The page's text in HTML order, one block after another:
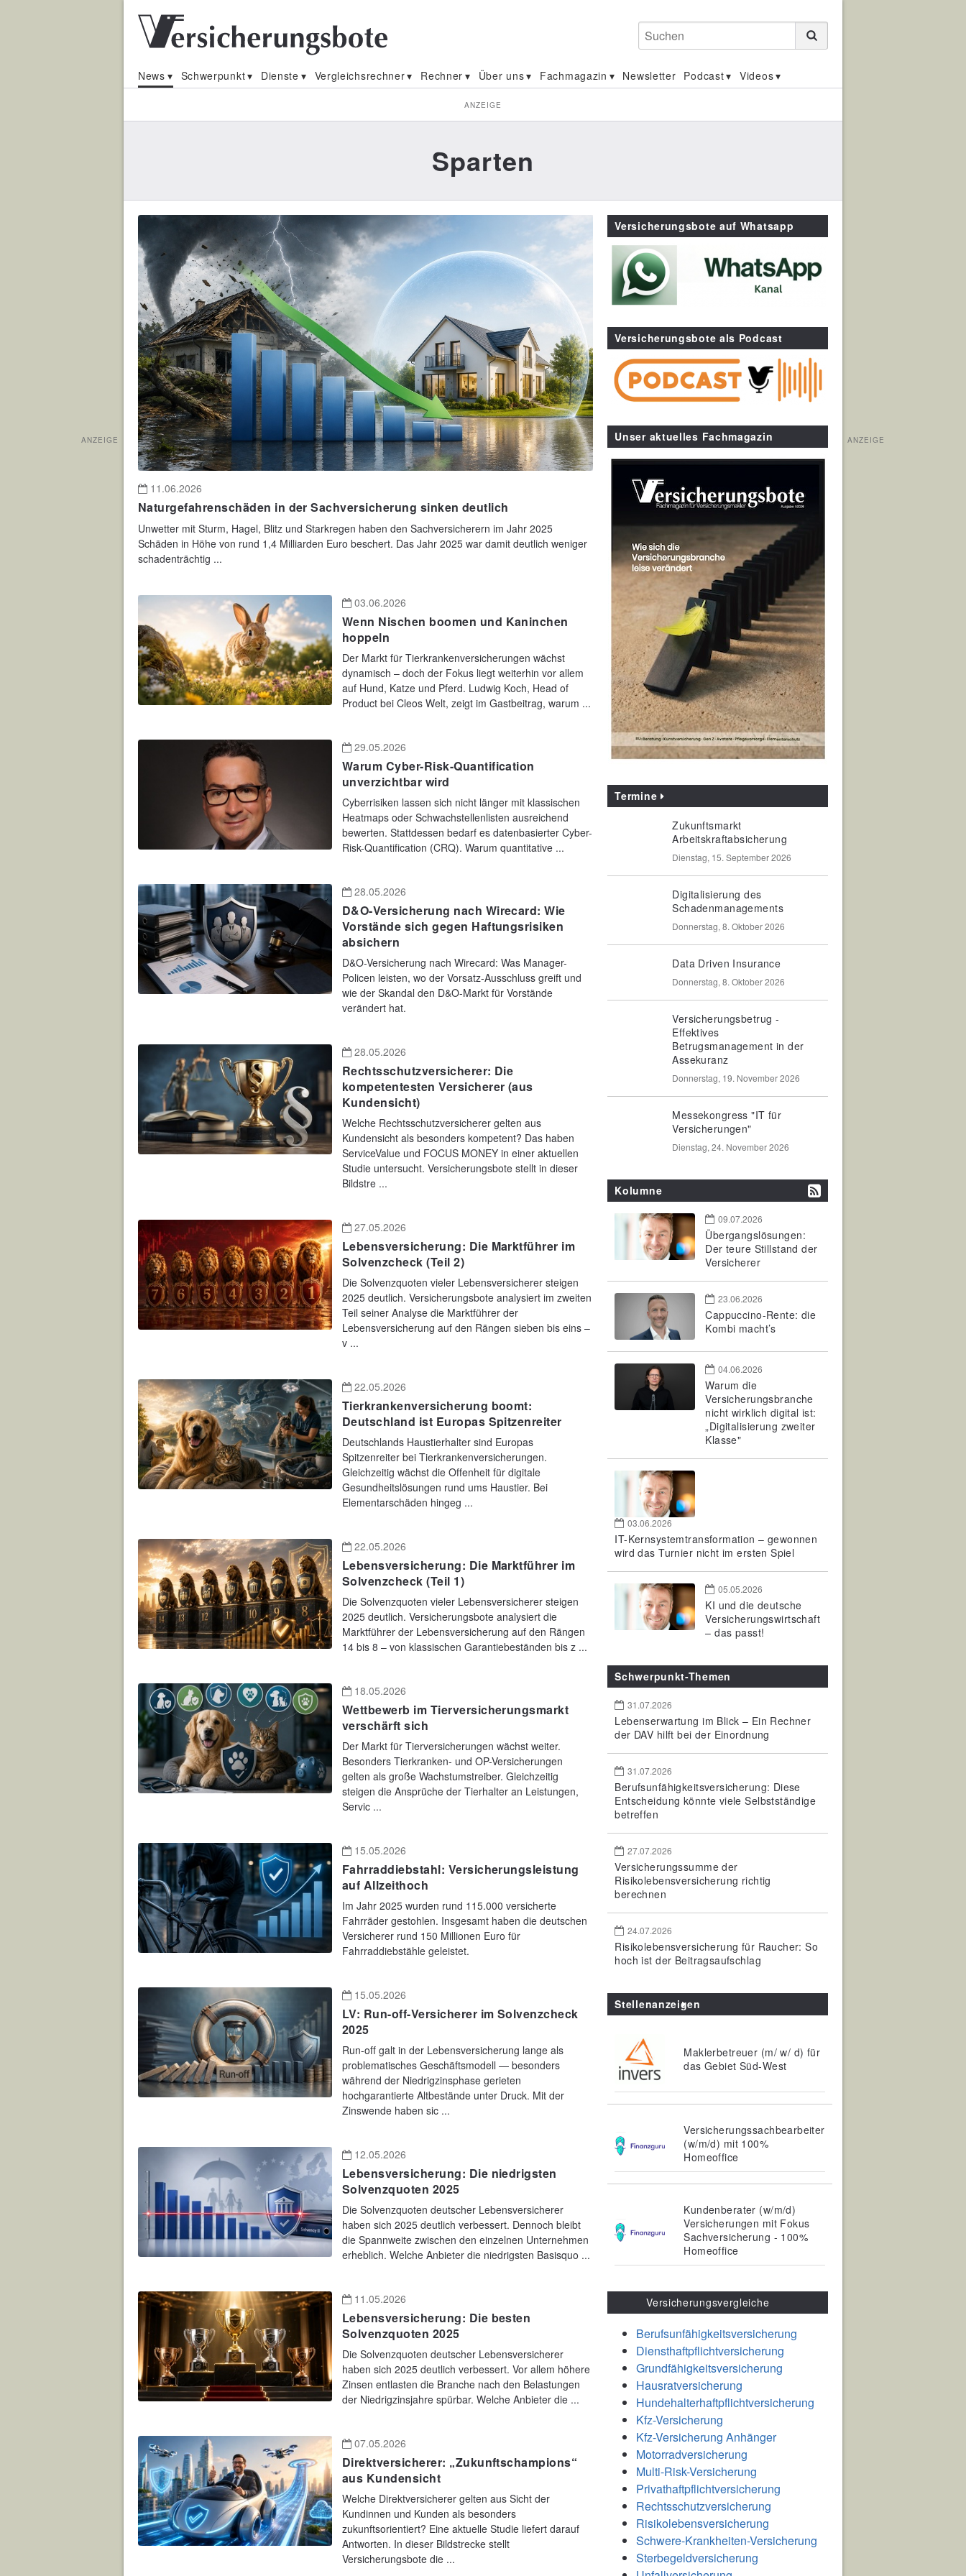
Suchen
News Schwerpunkt Dienste Vergleichsrechner Rechner Über uns Fachmagazin Newsletter Podcast Videos
ANZEIGE
Sparten
11.06.2026
Naturgefahrenschäden in der Sachversicherung sinken deutlich
Unwetter mit Sturm, Hagel, Blitz und Starkregen haben den Sachversicherern im Jahr 2025
Schäden in Höhe von rund 1,4 Milliarden Euro beschert. Das Jahr 2025 war damit deutlich weniger
schadenträchtig ...
03.06.2026
Wenn Nischen boomen und Kaninchen
hoppeln
Der Markt für Tierkrankenversicherungen wächst
dynamisch – doch der Fokus liegt weiterhin vor allem
auf Hund, Katze und Pferd. Ludwig Koch, Head of
Product bei Cleos Welt, zeigt im Gastbeitrag, warum ...
29.05.2026
Warum Cyber-Risk-Quantification
unverzichtbar wird
Cyberrisiken lassen sich nicht länger mit klassischen
Heatmaps oder Schwachstellenlisten ausreichend
bewerten. Stattdessen bedarf es datenbasierter Cyber-
Risk-Quantification (CRQ). Warum quantitative ...
28.05.2026
D&O-Versicherung nach Wirecard: Wie
Vorstände sich gegen Haftungsrisiken
absichern
D&O-Versicherung nach Wirecard: Was Manager-
Policen leisten, wo der Vorsatz-Ausschluss greift und
wie der Skandal den D&O-Markt für Vorstände
verändert hat.
28.05.2026
Rechtsschutzversicherer: Die
kompetentesten Versicherer (aus
Kundensicht)
Welche Rechtsschutzversicherer gelten aus
Kundensicht als besonders kompetent? Das haben
ServiceValue und FOCUS MONEY in einer aktuellen
Studie untersucht. Versicherungsbote stellt in dieser
Bildstre ...
27.05.2026
Lebensversicherung: Die Marktführer im
Solvenzcheck (Teil 2)
Die Solvenzquoten vieler Lebensversicherer steigen
2025 deutlich. Versicherungsbote analysiert im zweiten
Teil seiner Analyse die Marktführer der
Lebensversicherung auf den Rängen sieben bis eins –
v ...
22.05.2026
Tierkrankenversicherung boomt:
Deutschland ist Europas Spitzenreiter
Deutschlands Haustierhalter sind Europas
Spitzenreiter bei Tierkrankenversicherungen.
Gleichzeitig wächst die Offenheit für digitale
Gesundheitslösungen rund ums Haustier. Bei
Elementarschäden hingeg ...
22.05.2026
Lebensversicherung: Die Marktführer im
Solvenzcheck (Teil 1)
Die Solvenzquoten vieler Lebensversicherer steigen
2025 deutlich. Versicherungsbote analysiert die
Marktführer der Lebensversicherung auf den Rängen
14 bis 8 – von klassischen Garantiebeständen bis z ...
18.05.2026
Wettbewerb im Tierversicherungsmarkt
verschärft sich
Der Markt für Tierversicherungen wächst weiter.
Besonders Tierkranken- und OP-Versicherungen
gelten als große Wachstumstreiber. Gleichzeitig
steigen die Ansprüche der Tierhalter an Leistungen,
Servic ...
15.05.2026
Fahrraddiebstahl: Versicherungsleistung
auf Allzeithoch
Im Jahr 2025 wurden rund 115.000 versicherte
Fahrräder gestohlen. Insgesamt haben die deutschen
Versicherer rund 150 Millionen Euro für
Fahrraddiebstähle geleistet.
15.05.2026
LV: Run-off-Versicherer im Solvenzcheck
2025
Run-off galt in der Lebensversicherung lange als
problematisches Geschäftsmodell — besonders
während der Niedrigzinsphase gerieten
hochgarantierte Altbestände unter Druck. Mit der
Zinswende haben sic ...
12.05.2026
Lebensversicherung: Die niedrigsten
Solvenzquoten 2025
Die Solvenzquoten deutscher Lebensversicherer
haben sich 2025 deutlich verbessert. Dennoch bleibt
die Spannweite zwischen den einzelnen Unternehmen
erheblich. Welche Anbieter die niedrigsten Basisquo ...
11.05.2026
Lebensversicherung: Die besten
Solvenzquoten 2025
Die Solvenzquoten deutscher Lebensversicherer
haben sich 2025 deutlich verbessert. Vor allem höhere
Zinsen entlasten die Branche nach den Belastungen
der Niedrigzinsjahre spürbar. Welche Anbieter die ...
07.05.2026
Direktversicherer: „Zukunftschampions“
aus Kundensicht
Welche Direktversicherer gelten aus Sicht der
Kundinnen und Kunden als besonders
zukunftsorientiert? Eine aktuelle Studie liefert darauf
Antworten. In dieser Bildstrecke stellt
Versicherungsbote die ...
Versicherungsbote auf Whatsapp
Versicherungsbote als Podcast
Unser aktuelles Fachmagazin
Termine
Zukunftsmarkt
Arbeitskraftabsicherung
Dienstag, 15. September 2026
Digitalisierung des
Schadenmanagements
Donnerstag, 8. Oktober 2026
Data Driven Insurance
Donnerstag, 8. Oktober 2026
Versicherungsbetrug -
Effektives
Betrugsmanagement in der
Assekuranz
Donnerstag, 19. November 2026
Messekongress "IT für
Versicherungen"
Dienstag, 24. November 2026
Kolumne
09.07.2026
Übergangslösungen:
Der teure Stillstand der
Versicherer
23.06.2026
Cappuccino-Rente: die
Kombi macht’s
04.06.2026
Warum die
Versicherungsbranche
nicht wirklich digital ist:
„Digitalisierung zweiter
Klasse"
03.06.2026
IT-Kernsystemtransformation – gewonnen
wird das Turnier nicht im ersten Spiel
05.05.2026
KI und die deutsche
Versicherungswirtschaft
– das passt!
Schwerpunkt-Themen
31.07.2026
Lebenserwartung im Blick – Ein Rechner
der DAV hilft bei der Einordnung
31.07.2026
Berufsunfähigkeitsversicherung: Diese
Entscheidung könnte viele Selbstständige
betreffen
27.07.2026
Versicherungssumme der
Risikolebensversicherung richtig
berechnen
24.07.2026
Risikolebensversicherung für Raucher: So
hoch ist der Beitragsaufschlag
Stellenanzeigen
Maklerbetreuer (m/ w/ d) für
das Gebiet Süd-West
Versicherungssachbearbeiter
(w/m/d) mit 100%
Homeoffice
Kundenberater (w/m/d)
Versicherungen mit Fokus
Sachversicherung - 100%
Homeoffice
Versicherungsvergleiche
Berufsunfähigkeitsversicherung
Diensthaftpflichtversicherung
Grundfähigkeitsversicherung
Hausratversicherung
Hundehalterhaftpflichtversicherung
Kfz-Versicherung
Kfz-Versicherung Anhänger
Motorradversicherung
Multi-Risk-Versicherung
Privathaftpflichtversicherung
Rechtsschutzversicherung
Risikolebensversicherung
Schwere-Krankheiten-Versicherung
Sterbegeldversicherung
ANZEIGE ANZEIGE